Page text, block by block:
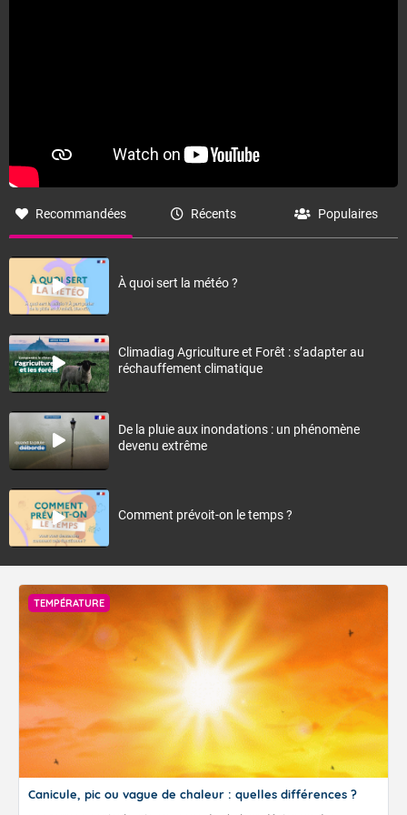
Recommandées Récents Populaires
À quoi sert la météo ?
Climadiag Agriculture et Forêt : s’adapter au
réchauffement climatique
De la pluie aux inondations : un phénomène
devenu extrême
Comment prévoit-on le temps ?
TEMPÉRATURE
Canicule, pic ou vague de chaleur : quelles différences ?